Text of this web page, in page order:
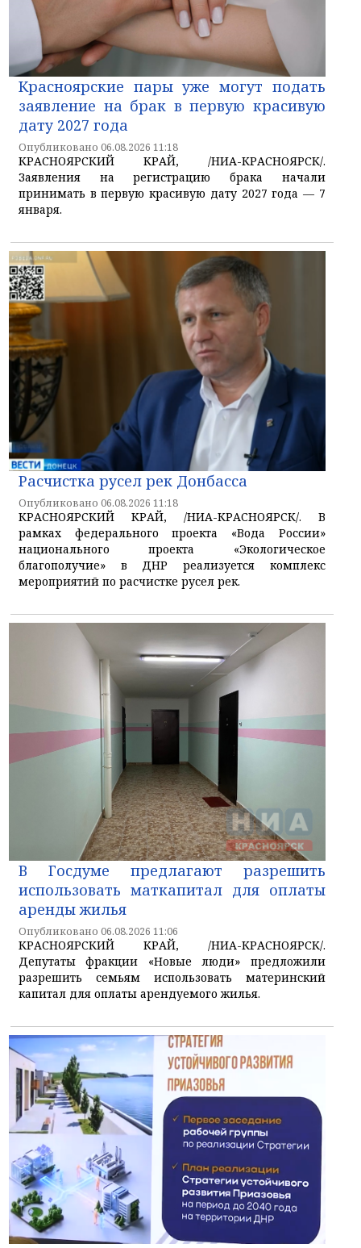
Красноярские пары уже могут подать
заявление на брак в первую красивую
дату 2027 года
Опубликовано 06.08.2026 11:18
КРАСНОЯРСКИЙ КРАЙ, /НИА-КРАСНОЯРСК/.
Заявления на регистрацию брака начали
принимать в первую красивую дату 2027 года — 7
января.
Расчистка русел рек Донбасса
Опубликовано 06.08.2026 11:18
КРАСНОЯРСКИЙ КРАЙ, /НИА-КРАСНОЯРСК/. В
рамках федерального проекта «Вода России»
национального проекта «Экологическое
благополучие» в ДНР реализуется комплекс
мероприятий по расчистке русел рек.
В Госдуме предлагают разрешить
использовать маткапитал для оплаты
аренды жилья
Опубликовано 06.08.2026 11:06
КРАСНОЯРСКИЙ КРАЙ, /НИА-КРАСНОЯРСК/.
Депутаты фракции «Новые люди» предложили
разрешить семьям использовать материнский
капитал для оплаты арендуемого жилья.